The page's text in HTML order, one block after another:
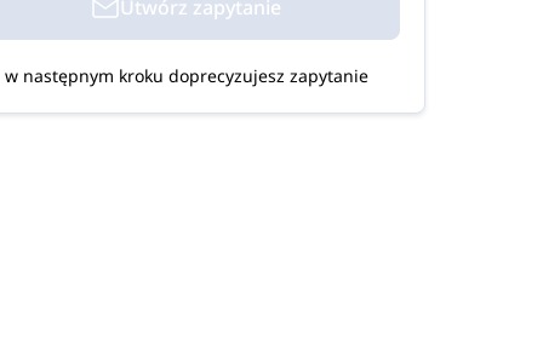
Utwórz zapytanie
w następnym kroku doprecyzujesz zapytanie